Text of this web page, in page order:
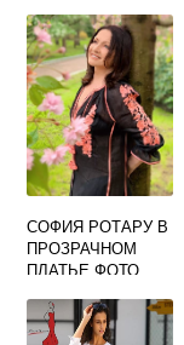
СОФИЯ РОТАРУ В
ПРОЗРАЧНОМ
ПЛАТЬЕ ФОТО